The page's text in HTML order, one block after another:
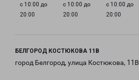
с 10:00 до
20:00
с 10:00 до
20:00
с 10:00 до
20:00
БЕЛГОРОД КОСТЮКОВА 11В
город Белгород, улица Костюкова, 11В